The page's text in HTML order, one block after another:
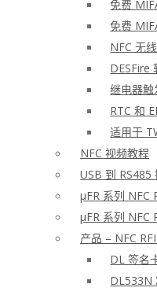
免费
免费
NFC 无
DESFire
继电器
RTC 和
适用于
NFC 视频教程
USB 到 RS485
μFR 系列 NFC
μFR 系列 NFC
产品 – NFC
DL 签名
DL533N